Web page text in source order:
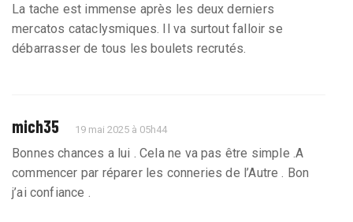
La tache est immense après les deux derniers
mercatos cataclysmiques. Il va surtout falloir se
débarrasser de tous les boulets recrutés.
mich35 19 mai 2025 à 05h44
Bonnes chances a lui . Cela ne va pas être simple .A
commencer par réparer les conneries de l’Autre . Bon
j’ai confiance .